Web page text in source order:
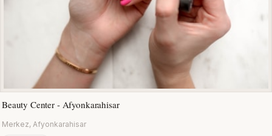
Beauty Center - Afyonkarahisar
Merkez, Afyonkarahisar